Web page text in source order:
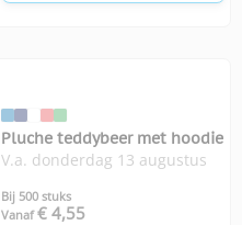
Pluche teddybeer met hoodie
V.a. donderdag 13 augustus
Bij 500 stuks
Vanaf € 4,55